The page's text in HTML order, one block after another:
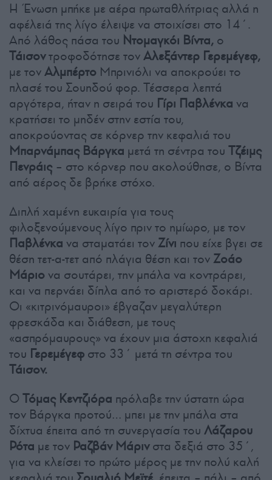
Η Ένωση μπήκε με αέρα πρωταθλήτριας αλλά η
αφέλειά της λίγο έλειψε να στοιχίσει στο 14΄.
Από λάθος πάσα του Ντομαγκόι Βίντα, ο
Τάισοντροφοδότησε τονΑλεξάντερ Γερεμέγεφ,
με τονΑλμπέρτο Μπρινιόλι να αποκρούει το
πλασέ του Σουηδού φορ. Τέσσερα λεπτά
αργότερα, ήταν η σειρά του Γίρι Παβλένκα να
κρατήσει το μηδέν στην εστία του,
αποκρούοντας σε κόρνερ την κεφαλιά του
Μπαρνάμπας Βάργκα μετά τη σέντρα του Τζέιμς
Πενράις– στο κόρνερ που ακολούθησε, ο Βίντα
από αέρος δε βρήκε στόχο.
Διπλή χαμένη ευκαιρία για τους
φιλοξενούμενους λίγο πριν το ημίωρο, με τον
Παβλένκα να σταματάει τονΖίνι που είχε βγει σε
θέση τετ-α-τετ από πλάγια θέση και τονΖοάο
Μάριονα σουτάρει, την μπάλα να κοντράρει,
και να περνάει δίπλα από το αριστερό δοκάρι.
Οι «κιτρινόμαυροι» έβγαζαν μεγαλύτερη
φρεσκάδα και διάθεση, με τους
«ασπρόμαυρους» να έχουν μια άστοχη κεφαλιά
του Γερεμέγεφ στο 33΄ μετά τη σέντρα του
Τάισον.
Ο Τόμας Κεντζιόρα πρόλαβε την ύστατη ώρα
τον Βάργκα προτού… μπει με την μπάλα στα
δίχτυα έπειτα από τη συνεργασία του Λάζαρου
Ρότα με τον Ραζβάν Μάρινστα δεξιά στο 35΄,
για να κλείσει το πρώτο μέρος με την πολύ καλή